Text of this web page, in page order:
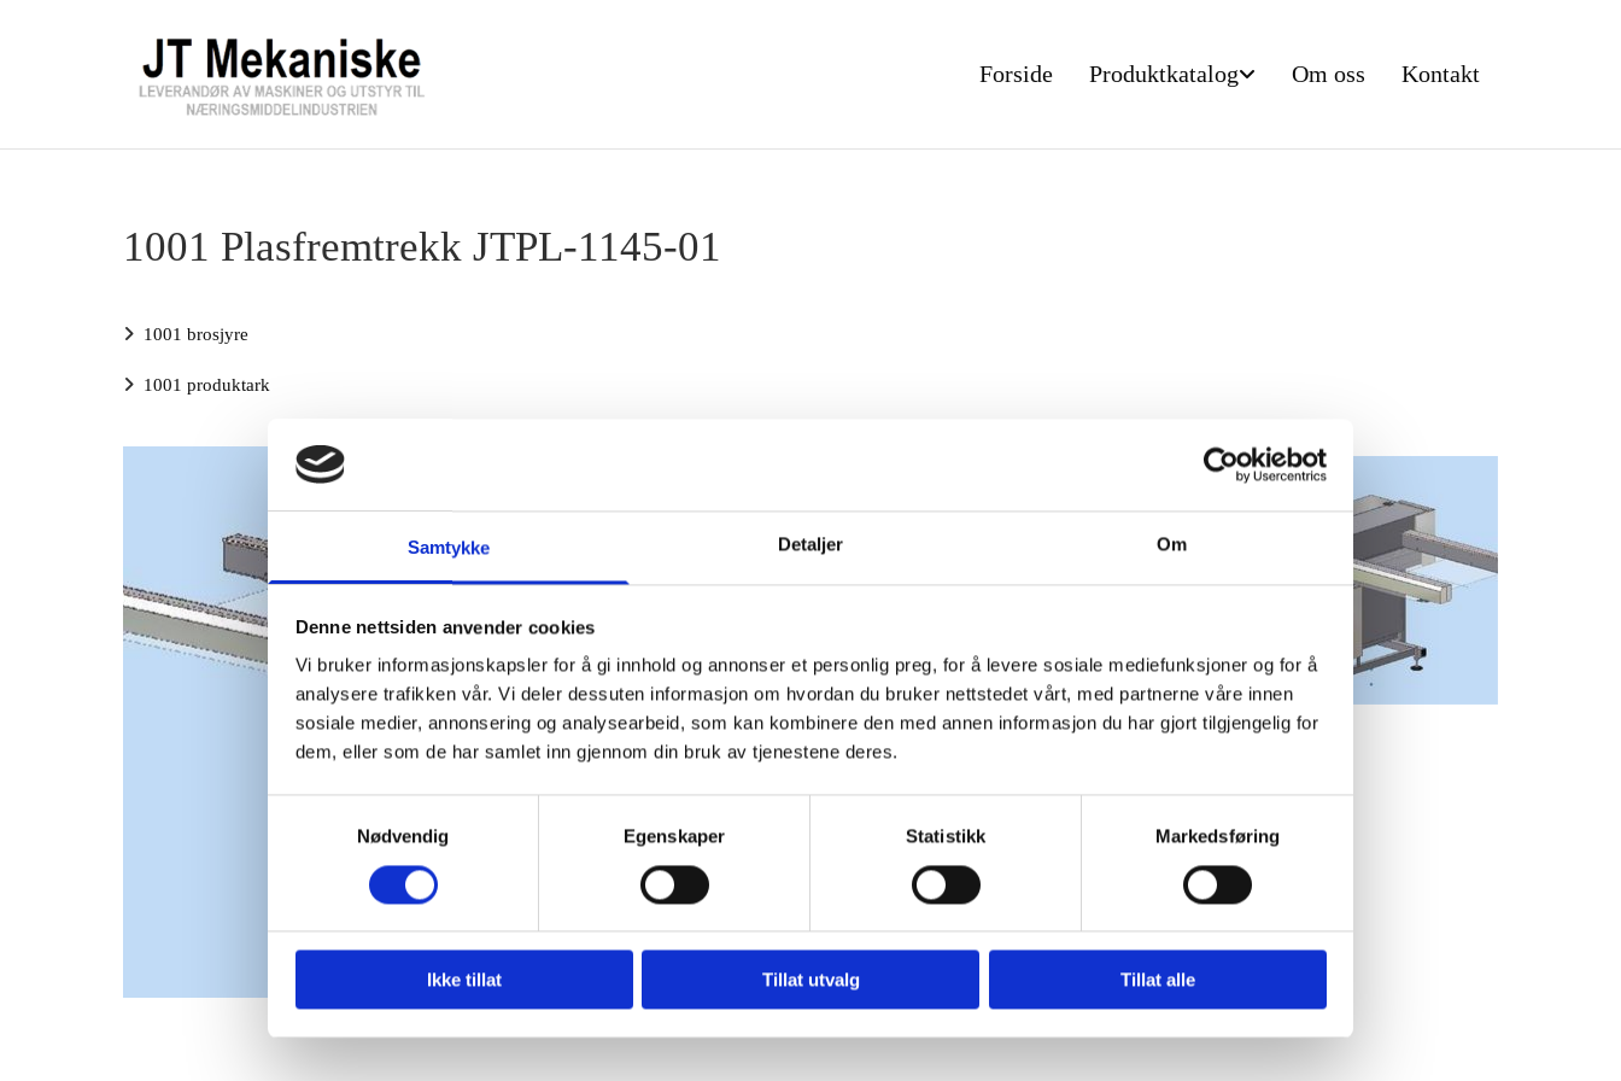
Samtykke Detaljer Om
Denne nettsiden anvender cookies
Vi bruker informasjonskapsler for å gi innhold og annonser et personlig preg, for å levere sosiale mediefunksjoner og for å
analysere trafikken vår. Vi deler dessuten informasjon om hvordan du bruker nettstedet vårt, med partnerne våre innen
sosiale medier, annonsering og analysearbeid, som kan kombinere den med annen informasjon du har gjort tilgjengelig for
dem, eller som de har samlet inn gjennom din bruk av tjenestene deres.
Nødvendig
Egenskaper Statistikk Markedsføring
Ikke tillat Tillat utvalg Tillat alle
Forside Produktkatalog Om oss Kontakt
1001 Plasfremtrekk JTPL-1145-01
 1001 brosjyre
 1001 produktark